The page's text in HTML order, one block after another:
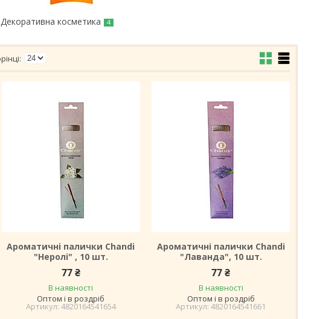
Декоративна косметика 4
Ароматичні палички Chandi
"Неролі" , 10 шт.
77 ₴
В наявності
Оптом і в роздріб
4820164541654
Ароматичні палички Chandi
"Лаванда", 10 шт.
77 ₴
В наявності
Оптом і в роздріб
4820164541661